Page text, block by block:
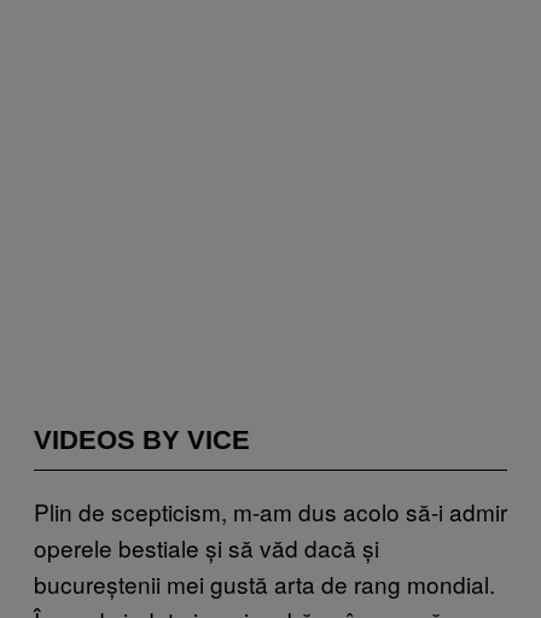
VIDEOS BY VICE
Plin de scepticism, m-am dus acolo să-i admir
operele bestiale și să văd dacă și
bucureștenii mei gustă arta de rang mondial.